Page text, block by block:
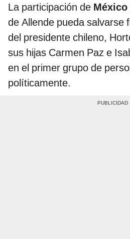
La participación de México
de Allende pueda salvarse
del presidente chileno,
sus hijas Carmen Paz e
en el primer grupo de
políticamente.